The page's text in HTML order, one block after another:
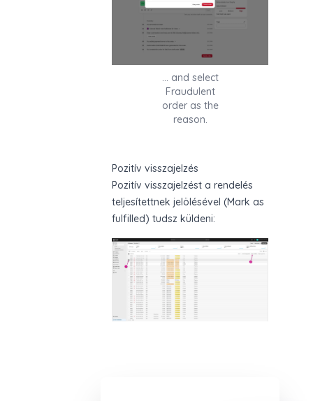
… and select
Fraudulent
order as the
reason.
Pozitív visszajelzés
Pozitív visszajelzést a rendelés
teljesítettnek jelölésével (Mark as
fulfilled) tudsz küldeni: